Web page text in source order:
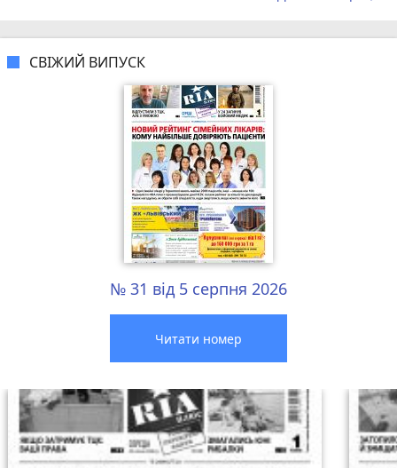
СВІЖИЙ ВИПУСК
№ 31 від 5 серпня 2026
Читати номер